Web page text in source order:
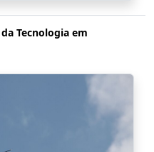
Tecnologia em